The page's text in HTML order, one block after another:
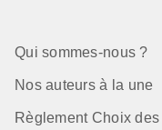
Qui sommes-nous ?
Nos auteurs à la une
Règlement Choix